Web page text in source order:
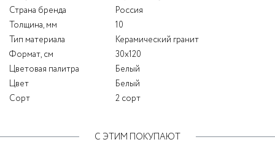
Страна бренда
Россия
Толщина, мм
10
Тип материала
Керамический гранит
Формат, см
30x120
Цветовая палитра
Белый
Цвет
Белый
Сорт
2 сорт
С ЭТИМ ПОКУПАЮТ